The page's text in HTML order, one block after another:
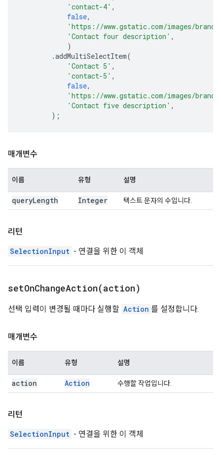
'contact-4' ,
false,
'https://www.gstatic.com/images/
'Contact four description' ,
)
.addMultiSelectItem(
'Contact 5' ,
'contact-5' ,
false,
'https://www.gstatic.com/images/
'Contact five description' ,
);
매개변수
이름 유형 설명
queryLength Integer 텍스트 문자의 수입니다.
리턴
SelectionInput - 연결을 위한 이 객체
setOnChangeAction(action)
선택 입력이 변경될 때마다 실행할 Action 를 설정합니다.
매개변수
이름 유형 설명
action Action 수행할 작업입니다.
리턴
SelectionInput - 연결을 위한 이 객체